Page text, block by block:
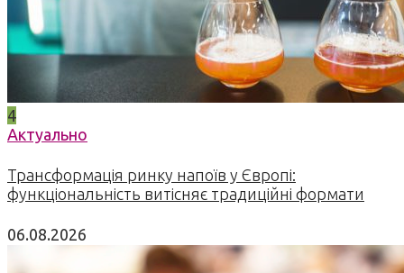
4
Актуально
Трансформація ринку напоїв у Європі:
функціональність витісняє традиційні формати
06.08.2026